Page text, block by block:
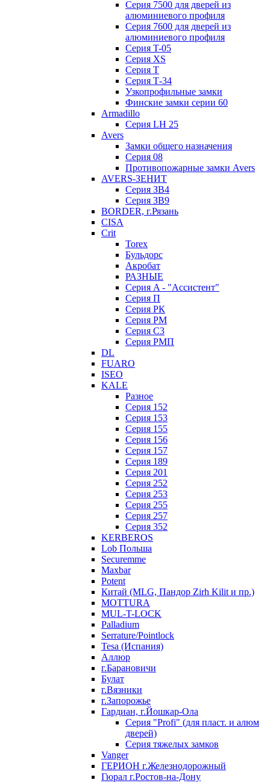
Серия 7500 для дверей из
алюминиевого профиля
Серия 7600 для дверей из
алюминиевого профиля
Серия T-05
Серия XS
Серия Т
Серия Т-34
Узкопрофильные замки
Финские замки серии 60
Armadillo
Серия LH 25
Avers
Замки общего назначения
Серия 08
Противопожарные замки Avers
AVERS-ЗЕНИТ
Серия ЗВ4
Серия ЗВ9
BORDER, г.Рязань
CISA
Crit
Torex
Бульдорс
Акробат
РАЗНЫЕ
Серия A - "Ассистент"
Серия П
Серия РК
Серия РМ
Серия С3
Серия РМП
DL
FUARO
ISEO
KALE
Разное
Серия 152
Серия 153
Серия 155
Серия 156
Серия 157
Серия 189
Серия 201
Серия 252
Серия 253
Серия 255
Серия 257
Серия 352
KERBEROS
Lob Польша
Securemme
Maxbar
Potent
Китай (MLG, Пандор Zirh Kilit и пр.)
MOTTURA
MUL-T-LOCK
Palladium
Serrature/Pointlock
Tesa (Испания)
Аллюр
г.Барановичи
Булат
г.Вязники
г.Запорожье
Гардиан, г.Йошкар-Ола
Серия "Profi" (для пласт. и алюм
дверей)
Серия тяжелых замков
Vanger
ГЕРИОН г.Железнодорожный
Гюрал г.Ростов-на-Дону